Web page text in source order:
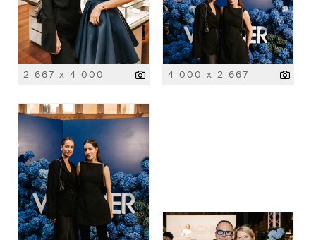
2 667 x 4 000 4 000 x 2 667